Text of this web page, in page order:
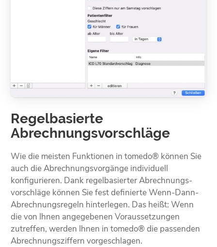
Regelbasierte
Abrechnungsvorschläge
Wie die meisten Funktionen in tomedo® können Sie
auch die Abrechnungs­­vorgänge individuell
konfigurieren. Dank regel­basierter Abrechnungs­­
vorschläge können Sie fest definierte Wenn-Dann-
Abrechnungs­regeln hinterlegen. Das heißt: Wenn
die von Ihnen angege­benen Voraus­­setzungen
zutreffen, werden Ihnen in tomedo® die passenden
Abrechnungs­­ziffern vorgeschlagen.